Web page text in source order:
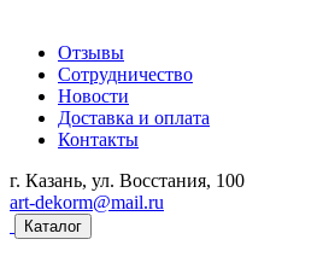
Отзывы
Сотрудничество
Новости
Доставка и оплата
Контакты
г. Казань, ул. Восстания, 100
art-dekorm@mail.ru
Каталог